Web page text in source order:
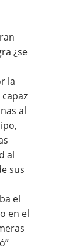
¿se
la
al
al
sus
el
en el